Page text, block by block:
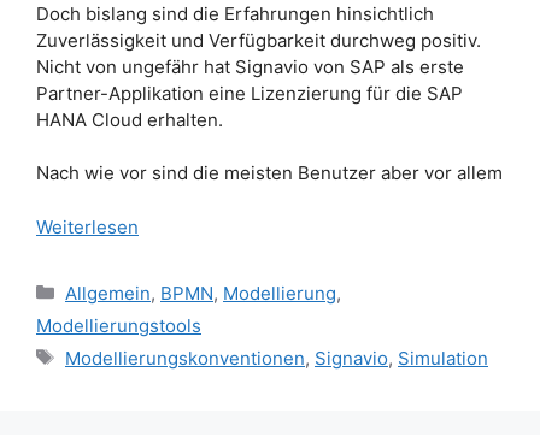
Doch bislang sind die Erfahrungen hinsichtlich
Zuverlässigkeit und Verfügbarkeit durchweg positiv.
Nicht von ungefähr hat Signavio von SAP als erste
Partner-Applikation eine Lizenzierung für die SAP
HANA Cloud erhalten.
Nach wie vor sind die meisten Benutzer aber vor allem
Weiterlesen
Kategorien
Allgemein, BPMN, Modellierung,
Modellierungstools
Schlagwörter
Modellierungskonventionen, Signavio, Simulation